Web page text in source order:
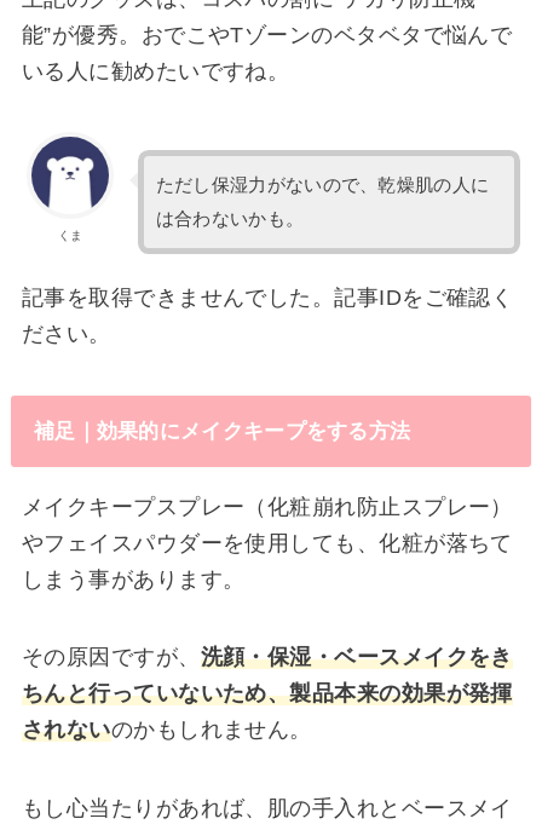
能”が優秀。おでこやTゾーンのベタベタで悩んで
いる人に勧めたいですね。
くま
ただし保湿力がないので、乾燥肌の人に
は合わないかも。
記事を取得できませんでした。記事IDをご確認く
ださい。
補足｜効果的にメイクキープをする方法
メイクキープスプレー（化粧崩れ防止スプレー）
やフェイスパウダーを使用しても、化粧が落ちて
しまう事があります。
その原因ですが、 洗顔・保湿・ベースメイクをき
ちんと行っていないため、製品本来の効果が発揮
されないのかもしれません。
もし心当たりがあれば、肌の手入れとベースメイ